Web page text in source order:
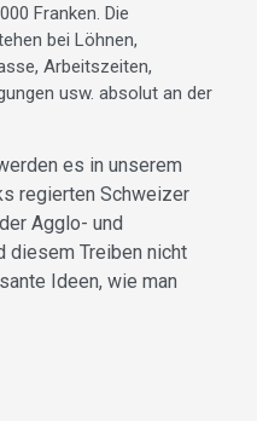
Franken. Die
bei Löhnen,
Arbeitszeiten,
usw. absolut an der
es in unserem
regierten Schweizer
Agglo- und
diesem Treiben nicht
Ideen, wie man